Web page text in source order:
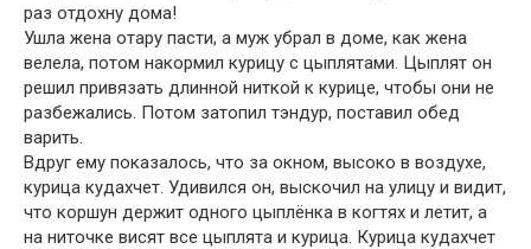
раз отдохну дома!
Ушла жена отару пасти, а муж убрал в доме, как жена
велела, потом накормил курицу с цыплятами. Цыплят он
решил привязать длинной ниткой к курице, чтобы они не
разбежались. Потом затопил тэндур, поставил обед
варить.
Вдруг ему показалось, что за окном, высоко в воздухе,
курица кудахчет. Удивился он, выскочил на улицу и видит,
что коршун держит одного цыплёнка в когтях и летит, а
на ниточке висят все цыплята и курица. Курица кудахчет